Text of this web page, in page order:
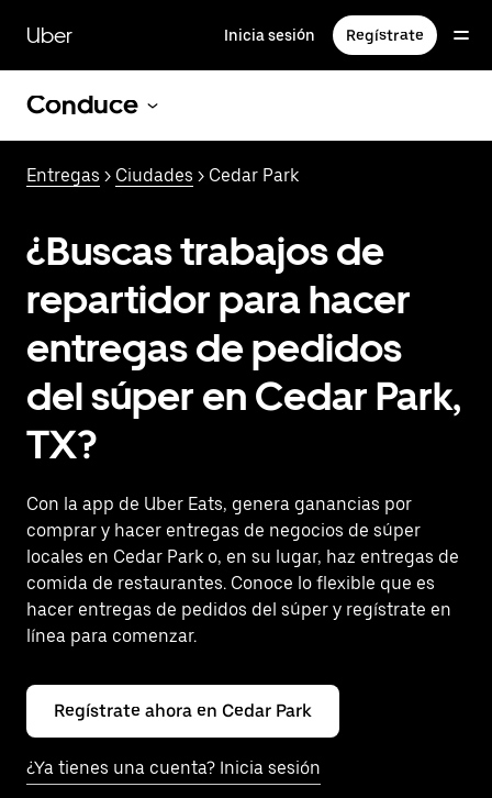
contenido
principal
Uber Inicia sesión Regístrate
Conduce
Entregas > Ciudades > Cedar Park
¿Buscas trabajos de
repartidor para hacer
entregas de pedidos
del súper en Cedar Park,
TX?
Con la app de Uber Eats, genera ganancias por
comprar y hacer entregas de negocios de súper
locales en Cedar Park o, en su lugar, haz entregas de
comida de restaurantes. Conoce lo flexible que es
hacer entregas de pedidos del súper y regístrate en
línea para comenzar.
Regístrate ahora en Cedar Park
¿Ya tienes una cuenta? Inicia sesión